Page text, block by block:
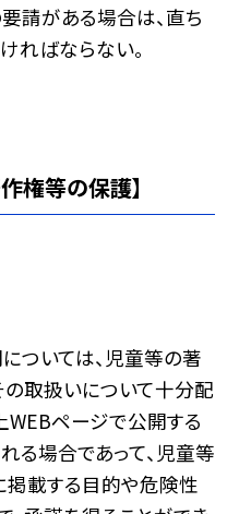
請がある場合は、直ち
ればならない。
権等の保護】
いては、児童等の著
の取扱いについて十分配
WEBページで公開する
る場合であって、児童等
載する目的や危険性